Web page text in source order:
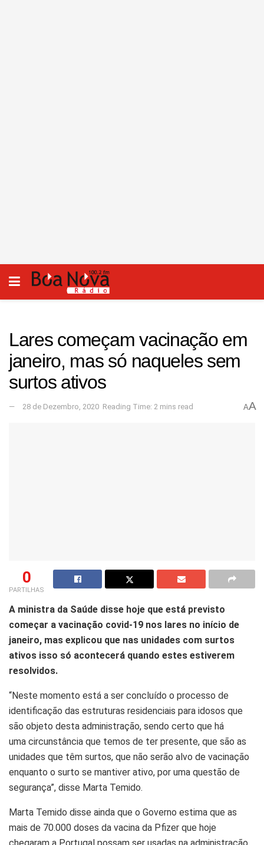
Lares começam vacinação em
janeiro, mas só naqueles sem
surtos ativos
28 de Dezembro, 2020 Reading Time: 2 mins read AA
0
PARTILHAS
A ministra da Saúde disse hoje que está previsto
começar a vacinação covid-19 nos lares no início de
janeiro, mas explicou que nas unidades com surtos
ativos isso só acontecerá quando estes estiverem
resolvidos.
“Neste momento está a ser concluído o processo de
identificação das estruturas residenciais para idosos que
são objeto desta administração, sendo certo que há
uma circunstância que temos de ter presente, que são as
unidades que têm surtos, que não serão alvo de vacinação
enquanto o surto se mantiver ativo, por uma questão de
segurança”, disse Marta Temido.
Marta Temido disse ainda que o Governo estima que as
mais de 70.000 doses da vacina da Pfizer que hoje